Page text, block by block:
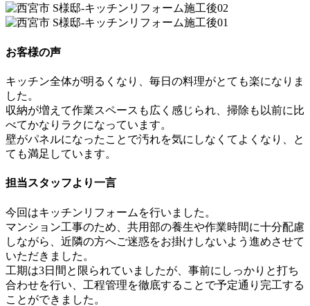
お客様の声
キッチン全体が明るくなり、毎日の料理がとても楽になりま
した。
収納が増えて作業スペースも広く感じられ、掃除も以前に比
べてかなりラクになっています。
壁がパネルになったことで汚れを気にしなくてよくなり、と
ても満足しています。
担当スタッフより一言
今回はキッチンリフォームを行いました。
マンション工事のため、共用部の養生や作業時間に十分配慮
しながら、近隣の方へご迷惑をお掛けしないよう進めさせて
いただきました。
工期は3日間と限られていましたが、事前にしっかりと打ち
合わせを行い、工程管理を徹底することで予定通り完工する
ことができました。